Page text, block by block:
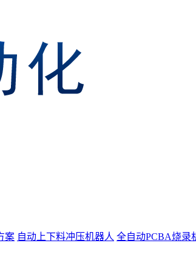
案 自动上下料冲压机器人 全自动PCBA烧录